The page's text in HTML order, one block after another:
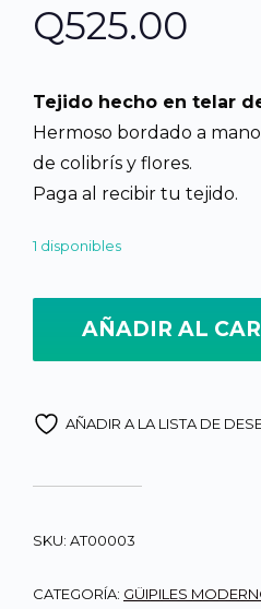
Q525.00
Tejido hecho en telar
Hermoso bordado a
de colibrís y flores.
Paga al recibir tu tejido.
1 disponibles
AÑADIR AL
AÑADIR A LA LISTA DE
SKU: AT00003
CATEGORÍA: GÜIPILES